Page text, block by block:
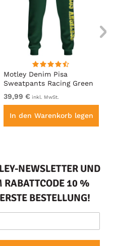
Motley Denim Pisa
Sweatpants Racing Green
39,99 € inkl. MwSt.
In den Warenkorb legen
NEWSLETTER UND
RABATTCODE 10 %
BESTELLUNG!